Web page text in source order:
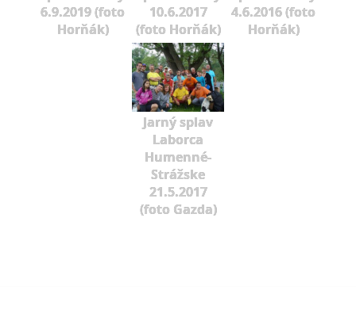
6.9.2019 (foto
Horňák)
10.6.2017
(foto Horňák)
4.6.2016 (foto
Horňák)
Jarný splav
Laborca
Humenné-
Strážske
21.5.2017
(foto Gazda)